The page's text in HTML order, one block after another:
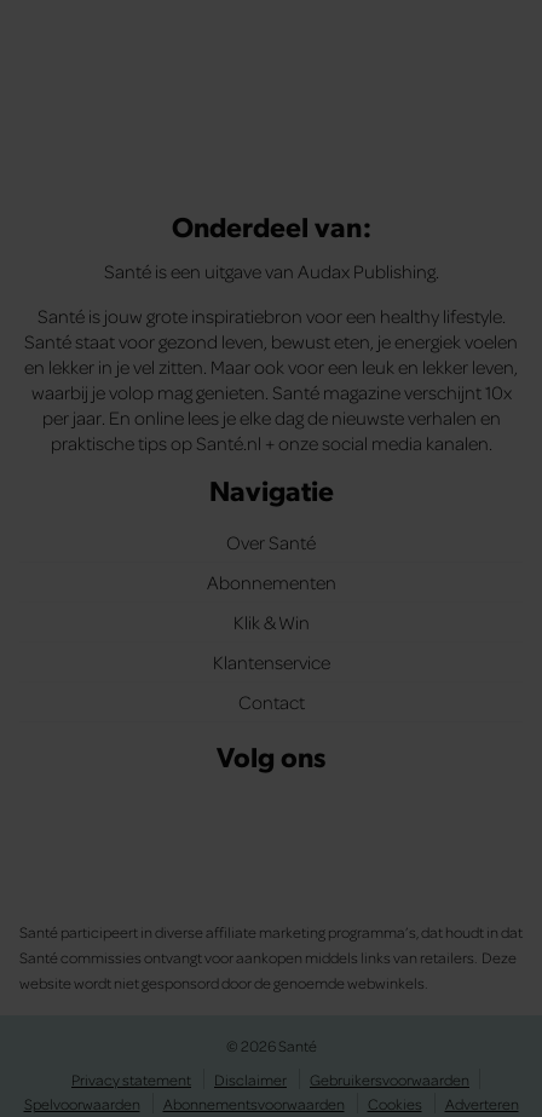
Onderdeel van:
Santé is een uitgave van Audax Publishing.
Santé is jouw grote inspiratiebron voor een healthy lifestyle.
Santé staat voor gezond leven, bewust eten, je energiek voelen
en lekker in je vel zitten. Maar ook voor een leuk en lekker leven,
waarbij je volop mag genieten. Santé magazine verschijnt 10x
per jaar. En online lees je elke dag de nieuwste verhalen en
praktische tips op Santé.nl + onze social media kanalen.
Navigatie
Over Santé
Abonnementen
Klik & Win
Klantenservice
Contact
Volg ons
Santé participeert in diverse affiliate marketing programma’s, dat houdt in dat
Santé commissies ontvangt voor aankopen middels links van retailers. Deze
website wordt niet gesponsord door de genoemde webwinkels.
© 2026 Santé
Privacy statement
Disclaimer
Gebruikersvoorwaarden
Spelvoorwaarden
Abonnementsvoorwaarden Cookies Adverteren